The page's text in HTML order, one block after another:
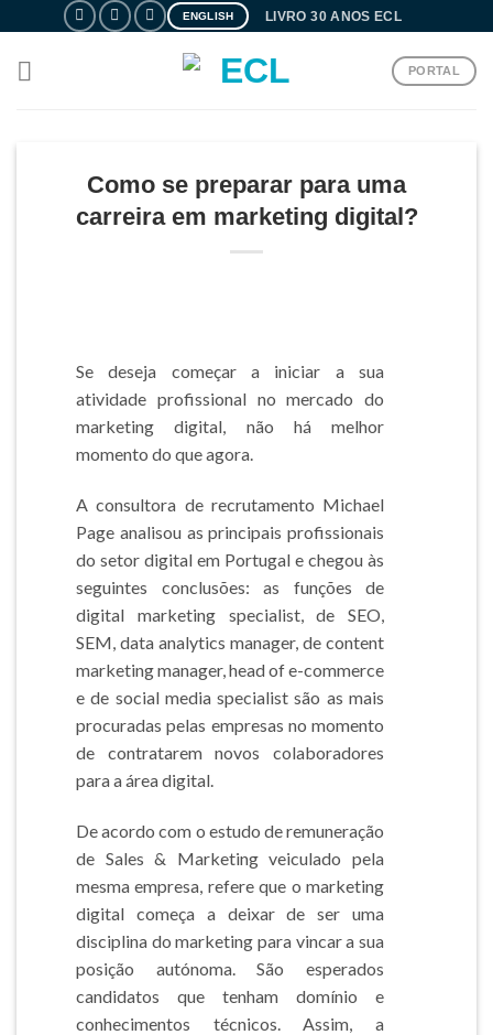
content
ENGLISH LIVRO 30 ANOS ECL
PORTAL
Como se preparar para uma
carreira em marketing digital?
Se deseja começar a iniciar a sua
atividade profissional no mercado do
marketing digital, não há melhor
momento do que agora.
A consultora de recrutamento Michael
Page analisou as principais profissionais
do setor digital em Portugal e chegou às
seguintes conclusões: as funções de
digital marketing specialist, de SEO,
SEM, data analytics manager, de content
marketing manager, head of e-commerce
e de social media specialist são as mais
procuradas pelas empresas no momento
de contratarem novos colaboradores
para a área digital.
De acordo com o estudo de remuneração
de Sales & Marketing veiculado pela
mesma empresa, refere que o marketing
digital começa a deixar de ser uma
disciplina do marketing para vincar a sua
posição autónoma. São esperados
candidatos que tenham domínio e
conhecimentos técnicos. Assim, a